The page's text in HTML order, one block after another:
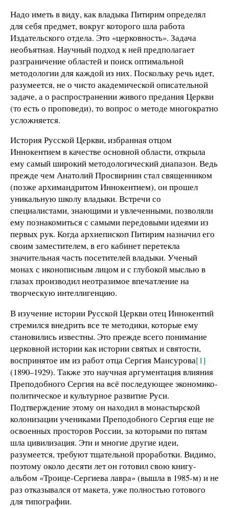
Надо иметь в виду, как владыка Питирим определял
для себя предмет, вокруг которого шла работа
Издательского отдела. Это «церковность». Задача
необъятная. Научный подход к ней предполагает
разграничение областей и поиск оптимальной
методологии для каждой из них. Поскольку речь идет,
разумеется, не о чисто академической описательной
задаче, а о распространении живого предания Церкви
(то есть о проповеди), то вопрос о методе многократно
усложняется.
История Русской Церкви, избранная отцом
Иннокентием в качестве основной области, открыла
ему самый широкий методологический диапазон. Ведь
прежде чем Анатолий Просвирнин стал священником
(позже архимандритом Иннокентием), он прошел
уникальную школу владыки. Встречи со
специалистами, знающими и увлеченными, позволяли
ему познакомиться с самыми передовыми идеями из
первых рук. Когда архиепископ Питирим назначил его
своим заместителем, в его кабинет перетекла
значительная часть посетителей владыки. Ученый
монах с иконописным лицом и с глубокой мыслью в
глазах производил неотразимое впечатление на
творческую интеллигенцию.
В изучение истории Русской Церкви отец Иннокентий
стремился внедрить все те методики, которые ему
становились известны. Это прежде всего понимание
церковной истории как истории святых и святости,
воспринятое им из работ отца Сергия Мансурова[1]
(1890–1929). Также это научная аргументация влияния
Преподобного Сергия на всё последующее экономико-
политическое и культурное развитие Руси.
Подтверждение этому он находил в монастырской
колонизации учениками Преподобного Сергия еще не
освоенных просторов России, за которыми по пятам
шла цивилизация. Эти и многие другие идеи,
разумеется, требуют тщательной проработки. Видимо,
поэтому около десяти лет он готовил свою книгу-
альбом «Троице-Сергиева лавра» (вышла в 1985-м) и не
раз отказывался от макета, уже полностью готового
для типографии.